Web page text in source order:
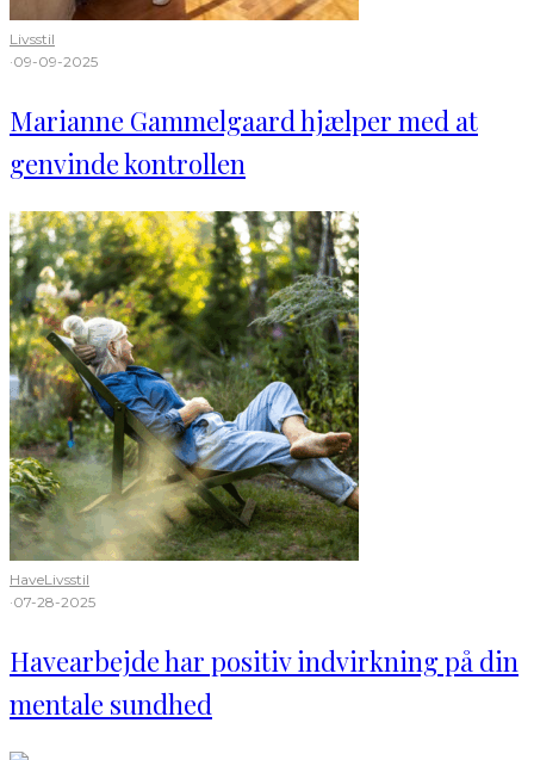
Livsstil
·09-09-2025
Marianne Gammelgaard hjælper med at
genvinde kontrollen
HaveLivsstil
·07-28-2025
Havearbejde har positiv indvirkning på din
mentale sundhed